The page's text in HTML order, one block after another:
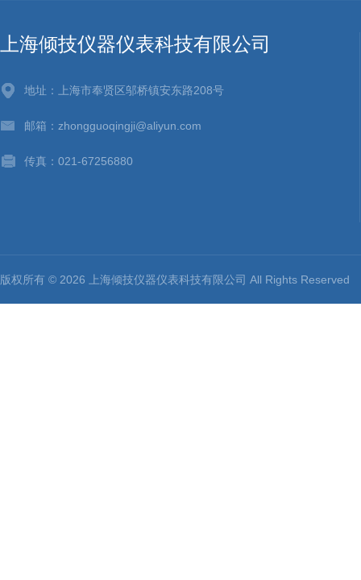
上海倾技仪器仪表科技有限公司
地址：上海市奉贤区邬桥镇安东路208号
邮箱：zhongguoqingji@aliyun.com
传真：021-67256880
版权所有 © 2026 上海倾技仪器仪表科技有限公司 All Rights